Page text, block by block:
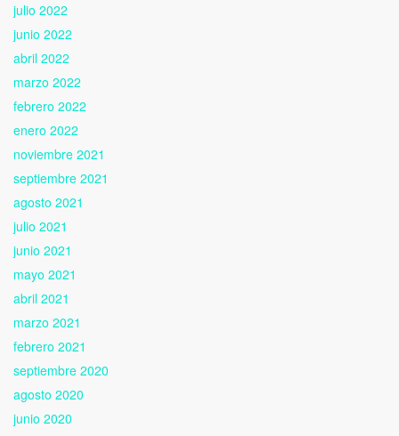
julio 2022
junio 2022
abril 2022
marzo 2022
febrero 2022
enero 2022
noviembre 2021
septiembre 2021
agosto 2021
julio 2021
junio 2021
mayo 2021
abril 2021
marzo 2021
febrero 2021
septiembre 2020
agosto 2020
junio 2020